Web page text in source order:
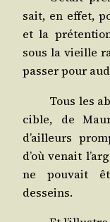
sait, en effet,
et la
sous la vieille
pas­ser pour
Tous les
cible, de
d’ailleurs
d’où venait
ne pou­vait
desseins.